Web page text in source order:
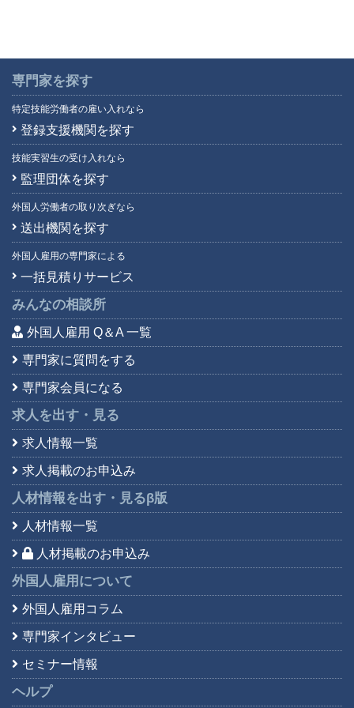
専門家を探す
特定技能労働者の雇い入れなら
登録支援機関を探す
技能実習生の受け入れなら
監理団体を探す
外国人労働者の取り次ぎなら
送出機関を探す
外国人雇用の専門家による
一括見積りサービス
みんなの相談所
外国人雇用 Q＆A 一覧
専門家に質問をする
専門家会員になる
求人を出す・見る
求人情報一覧
求人掲載のお申込み
人材情報を出す・見るβ版
人材情報一覧
人材掲載のお申込み
外国人雇用について
外国人雇用コラム
専門家インタビュー
セミナー情報
ヘルプ